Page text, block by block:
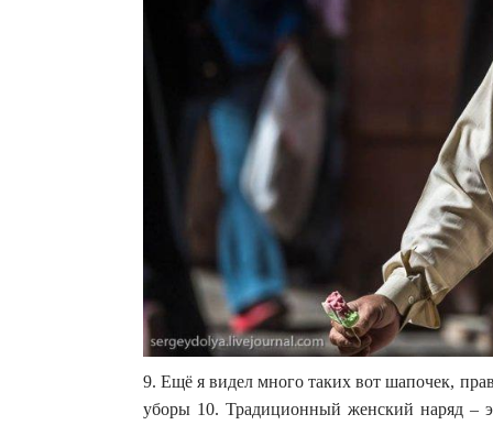
9. Ещё я видел много таких вот шапочек,
уборы 10. Традиционный женский наряд –